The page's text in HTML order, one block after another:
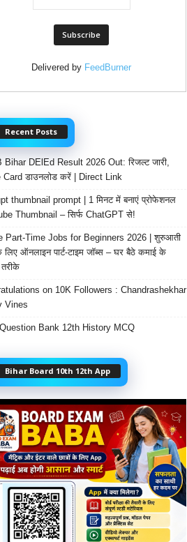
Delivered by FeedBurner
Recent Posts
Bihar DElEd Result 2026 Out: रिजल्ट जारी,
Card डाउनलोड करें | Direct Link
thumbnail prompt | 1 मिनट में बनाएं प्रोफेशनल
Thumbnail – सिर्फ ChatGPT से!
Part-Time Jobs for Beginners 2026 | शुरुआती
लिए ऑनलाइन पार्ट-टाइम जॉब्स – घर बैठे कमाई के
on 10K Followers : Chandrashekhar
Vines
Bank 12th History MCQ
Bihar Board 10th 12th App